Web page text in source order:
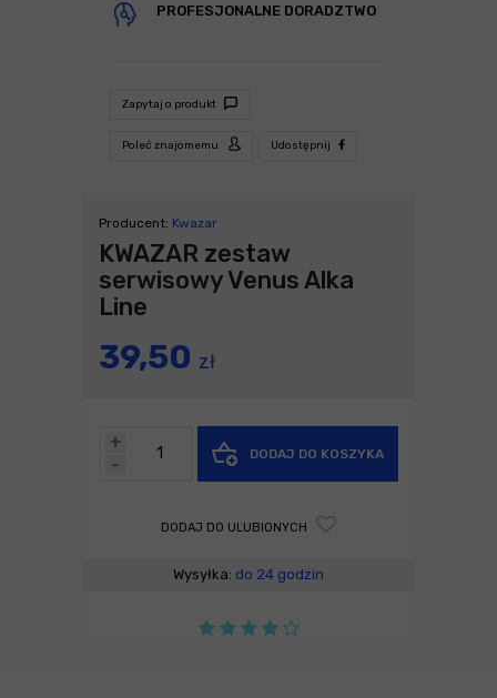
PROFESJONALNE DORADZTWO
Zapytaj o produkt
Poleć znajomemu Udostępnij
Producent: Kwazar
KWAZAR zestaw
serwisowy Venus Alka
Line
39,50 zł
-
+
DODAJ DO KOSZYKA
DODAJ DO ULUBIONYCH
Wysyłka: do 24 godzin